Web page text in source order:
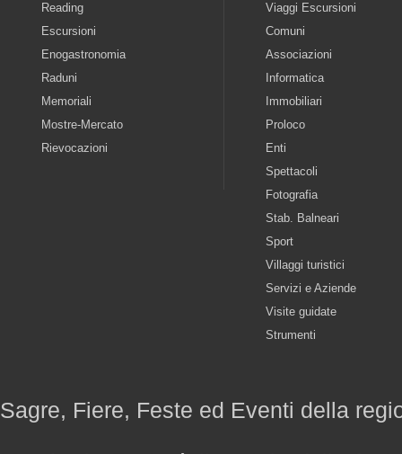
Reading
Escursioni
Enogastronomia
Raduni
Memoriali
Mostre-Mercato
Rievocazioni
Viaggi Escursioni
Comuni
Associazioni
Informatica
Immobiliari
Proloco
Enti
Spettacoli
Fotografia
Stab. Balneari
Sport
Villaggi turistici
Servizi e Aziende
Visite guidate
Strumenti
Sagre, Fiere, Feste ed Eventi della